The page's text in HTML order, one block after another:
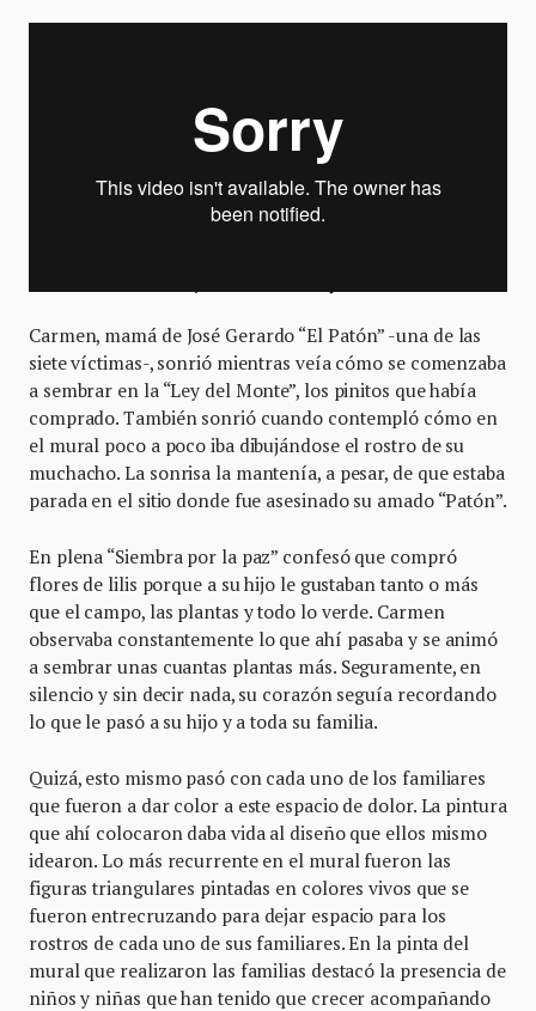
Carmen, mamá de José Gerardo “El Patón” -una de las
siete víctimas-, sonrió mientras veía cómo se comenzaba
a sembrar en la “Ley del Monte”, los pinitos que había
comprado. También sonrió cuando contempló cómo en
el mural poco a poco iba dibujándose el rostro de su
muchacho. La sonrisa la mantenía, a pesar, de que estaba
parada en el sitio donde fue asesinado su amado “Patón”.
En plena “Siembra por la paz” confesó que compró
flores de lilis porque a su hijo le gustaban tanto o más
que el campo, las plantas y todo lo verde. Carmen
observaba constantemente lo que ahí pasaba y se animó
a sembrar unas cuantas plantas más. Seguramente, en
silencio y sin decir nada, su corazón seguía recordando
lo que le pasó a su hijo y a toda su familia.
Quizá, esto mismo pasó con cada uno de los familiares
que fueron a dar color a este espacio de dolor. La pintura
que ahí colocaron daba vida al diseño que ellos mismo
idearon. Lo más recurrente en el mural fueron las
figuras triangulares pintadas en colores vivos que se
fueron entrecruzando para dejar espacio para los
rostros de cada uno de sus familiares. En la pinta del
mural que realizaron las familias destacó la presencia de
niños y niñas que han tenido que crecer acompañando